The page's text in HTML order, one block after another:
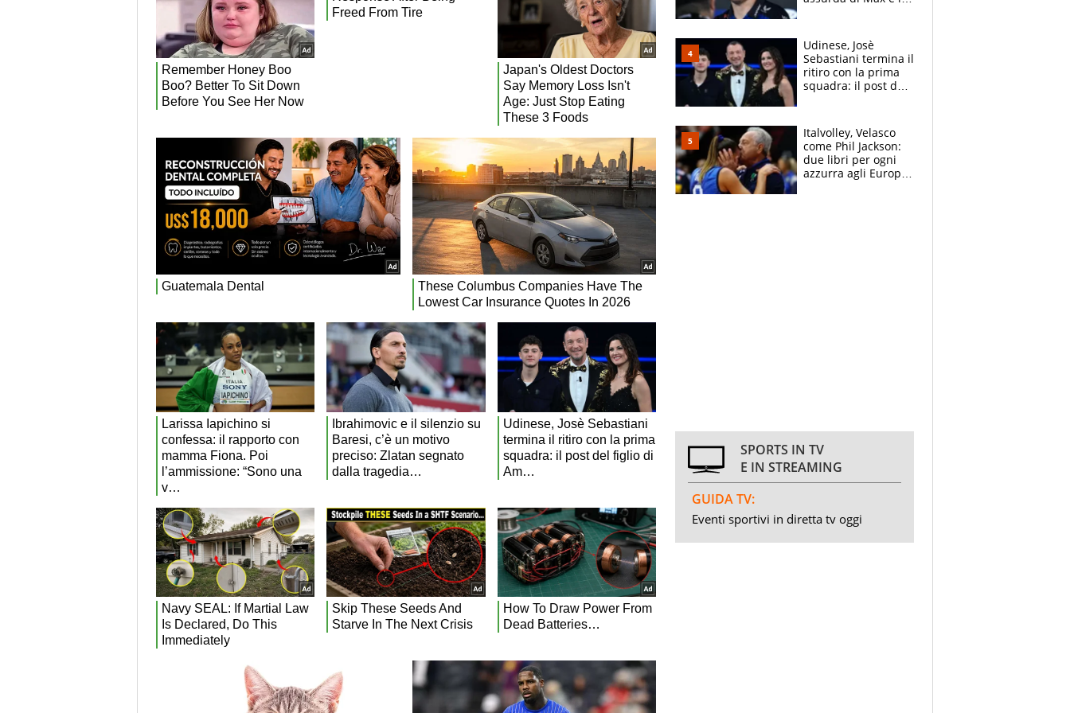
McLaren siano
meglio?”
Udinese, Josè
Sebastiani termina il
ritiro con la prima
squadra: il post del
sfondo
Italvolley, Velasco
come Phil Jackson:
due libri per ogni
azzurra agli Europei.
SPORTS IN TV
E IN STREAMING
GUIDA TV:
Eventi sportivi in diretta tv oggi